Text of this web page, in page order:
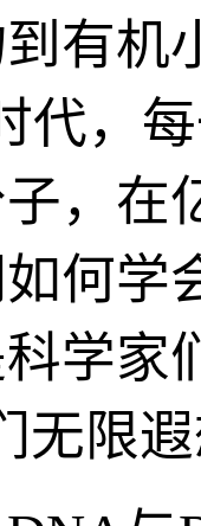
有机
代，
，在
何学
学家
无限